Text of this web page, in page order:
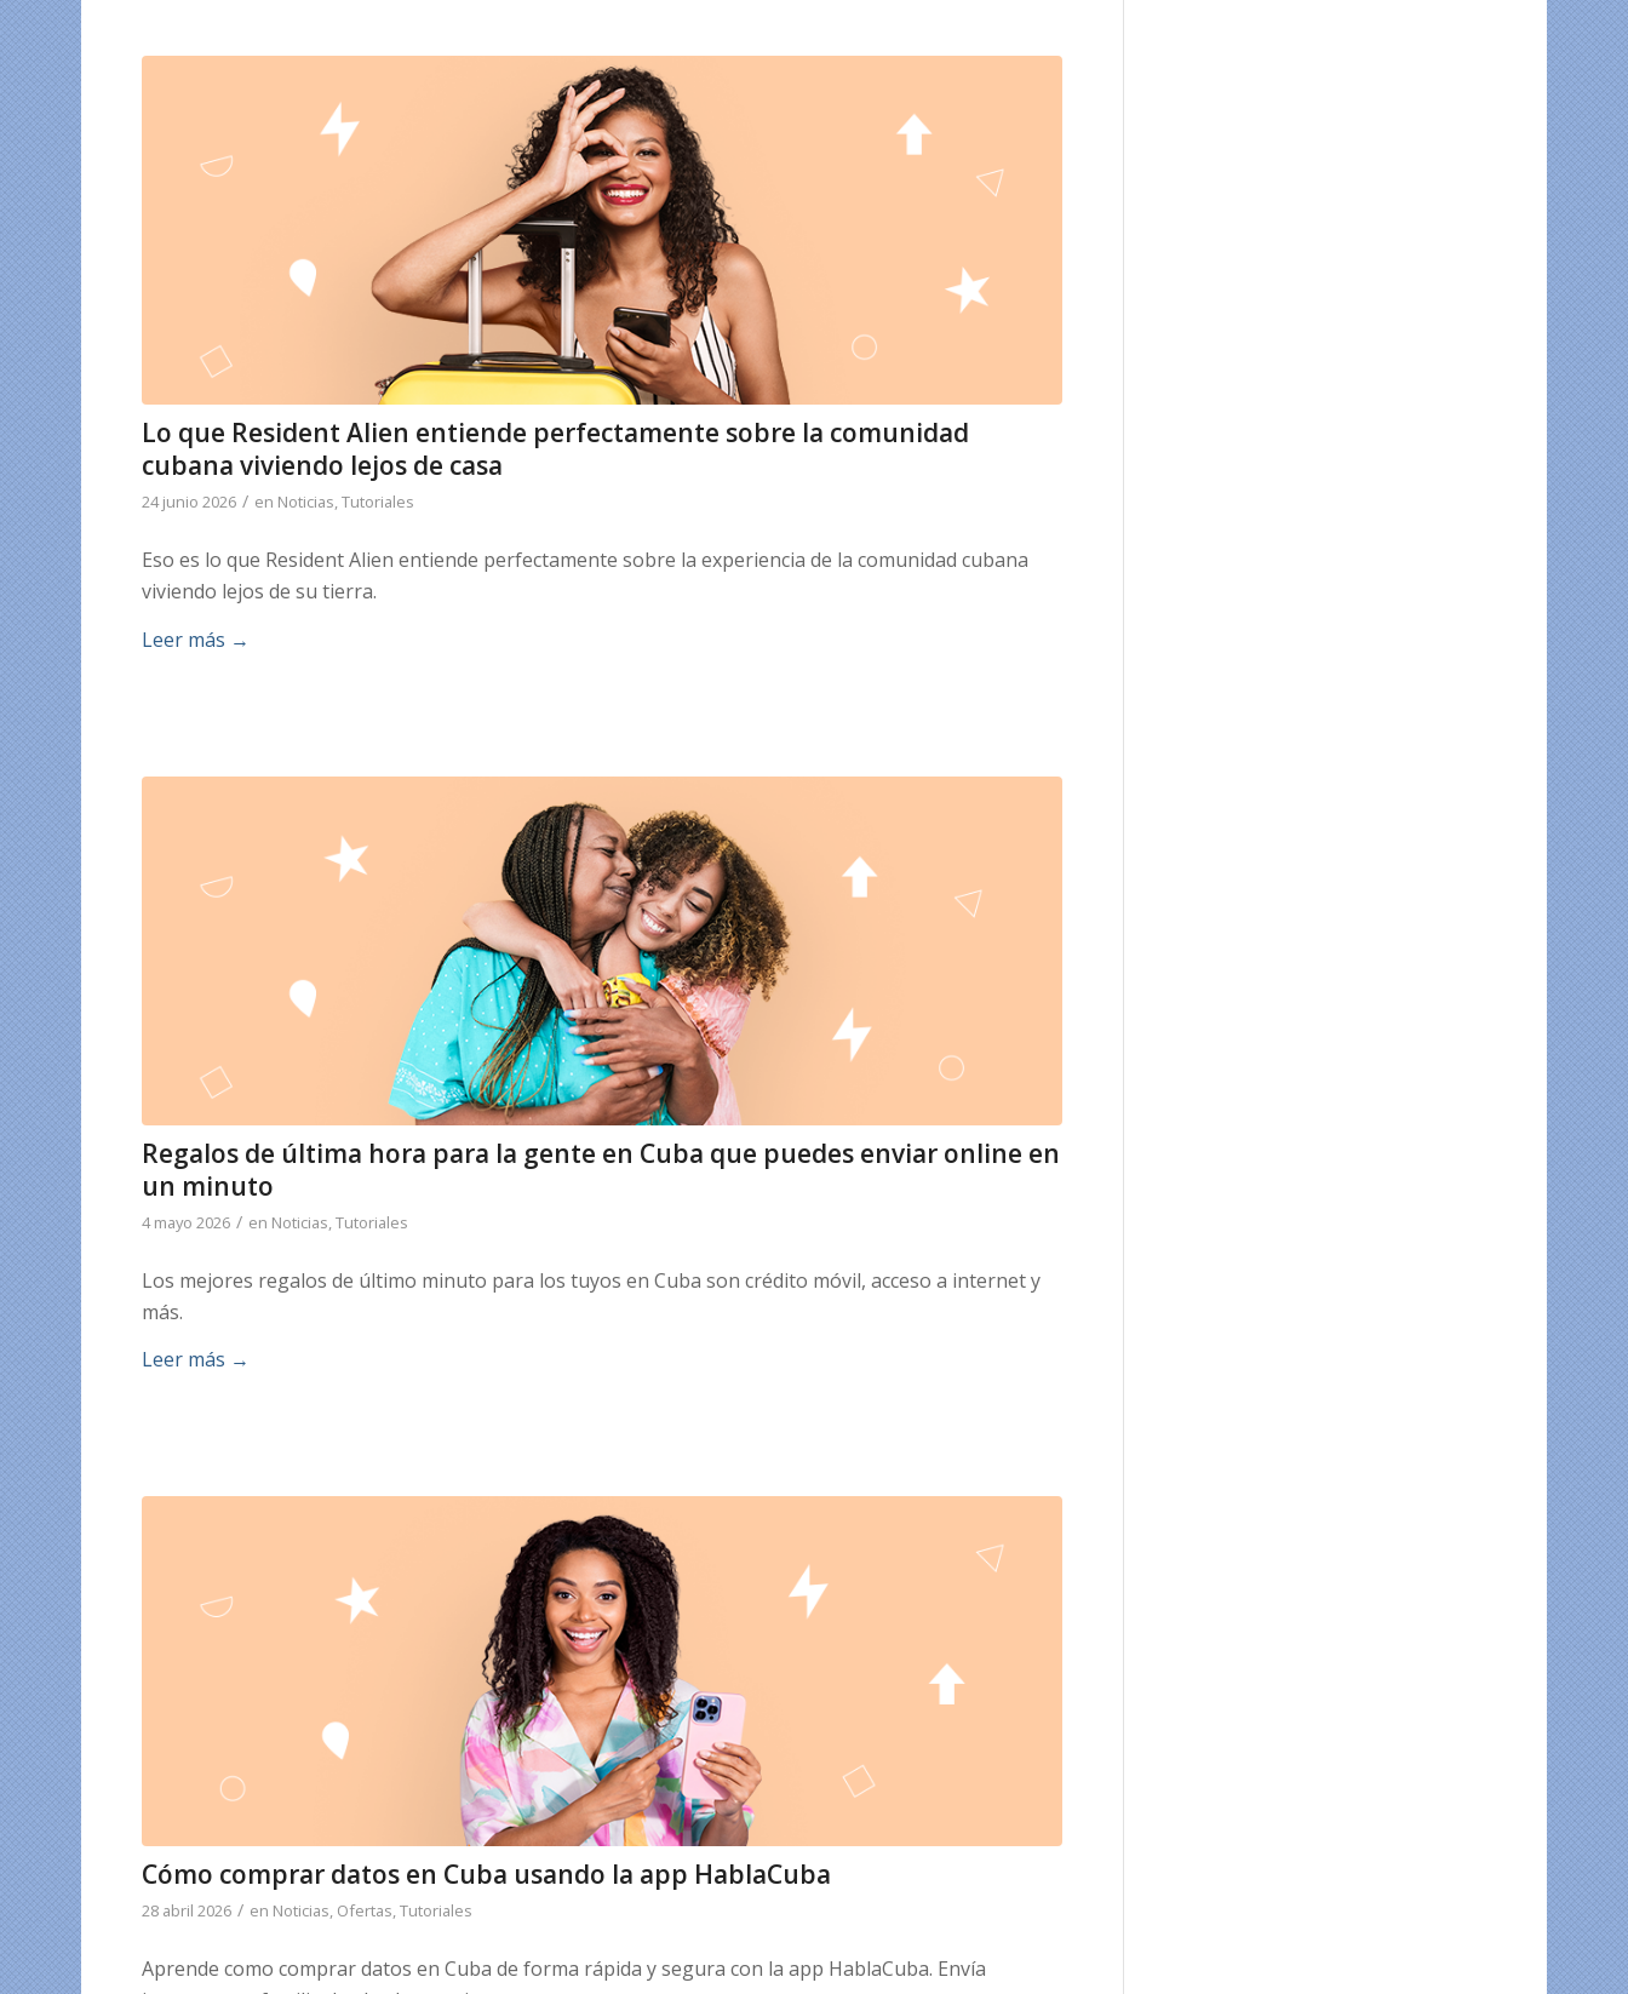
Lo que Resident Alien entiende perfectamente sobre la comunidad
cubana viviendo lejos de casa
24 junio 2026 / en Noticias,Tutoriales
Eso es lo que Resident Alien entiende perfectamente sobre la experiencia de la comunidad cubana
viviendo lejos de su tierra.
Leer más →
Regalos de última hora para la gente en Cuba que puedes enviar online en
un minuto
4 mayo 2026 / en Noticias,Tutoriales
Los mejores regalos de último minuto para los tuyos en Cuba son crédito móvil, acceso a internet y
más.
Leer más →
Cómo comprar datos en Cuba usando la app HablaCuba
28 abril 2026 / en Noticias, Ofertas,Tutoriales
Aprende como comprar datos en Cuba de forma rápida y segura con la app HablaCuba. Envía